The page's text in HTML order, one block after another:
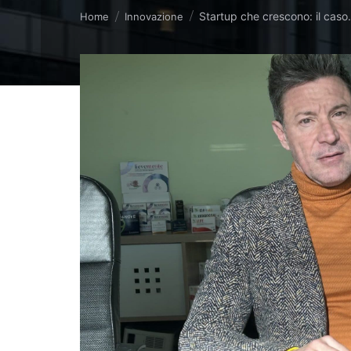
Tu sei qui:
Home Innovazione Startup che crescono: il